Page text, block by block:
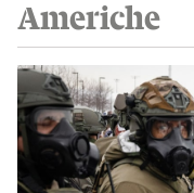
Americhe